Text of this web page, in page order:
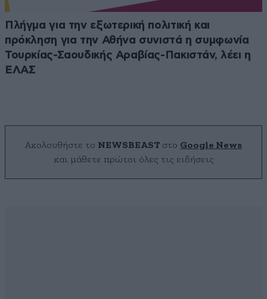
Πλήγμα για την εξωτερική πολιτική και
πρόκληση για την Αθήνα συνιστά η συμφωνία
Τουρκίας-Σαουδικής Αραβίας-Πακιστάν, λέει η
ΕΛΑΣ
Ακολουθήστε το NEWSBEAST στο Google News
και μάθετε πρώτοι όλες τις ειδήσεις